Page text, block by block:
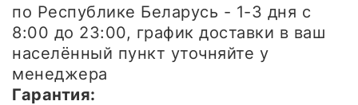
по Республике Беларусь - 1-3 дня с
8:00 до 23:00, график доставки в ваш
населённый пункт уточняйте у
менеджера
Гарантия: